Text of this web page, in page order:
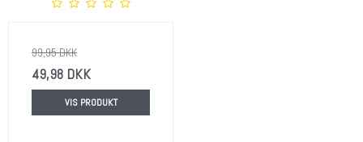
99,95 DKK
49,98 DKK
VIS PRODUKT